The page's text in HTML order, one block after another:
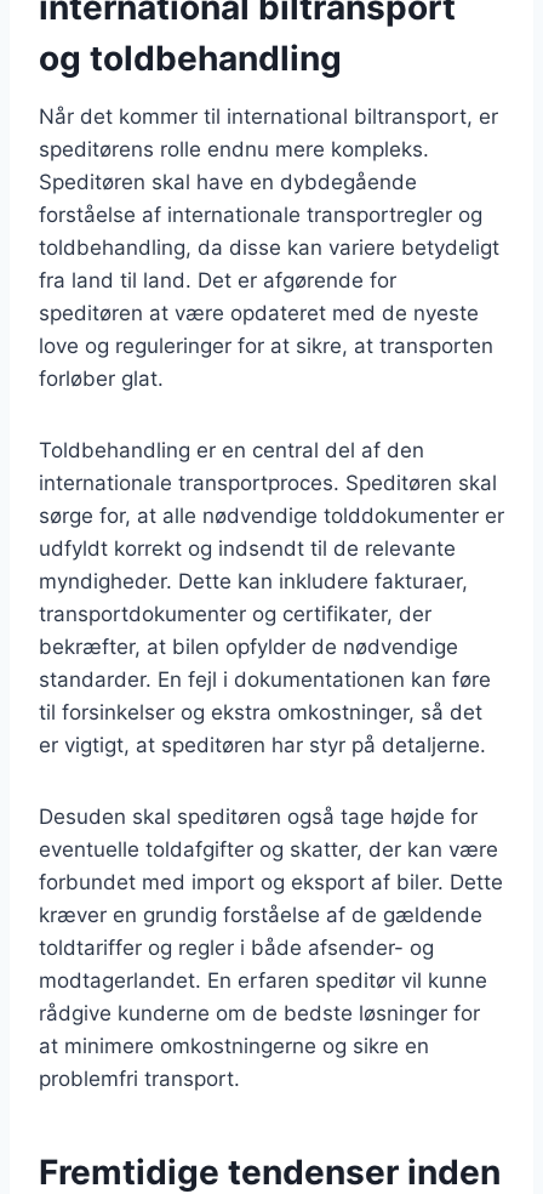
og toldbehandling
Når det kommer til international biltransport, er
speditørens rolle endnu mere kompleks.
Speditøren skal have en dybdegående
forståelse af internationale transportregler og
toldbehandling, da disse kan variere betydeligt
fra land til land. Det er afgørende for
speditøren at være opdateret med de nyeste
love og reguleringer for at sikre, at transporten
forløber glat.
Toldbehandling er en central del af den
internationale transportproces. Speditøren skal
sørge for, at alle nødvendige tolddokumenter er
udfyldt korrekt og indsendt til de relevante
myndigheder. Dette kan inkludere fakturaer,
transportdokumenter og certifikater, der
bekræfter, at bilen opfylder de nødvendige
standarder. En fejl i dokumentationen kan føre
til forsinkelser og ekstra omkostninger, så det
er vigtigt, at speditøren har styr på detaljerne.
Desuden skal speditøren også tage højde for
eventuelle toldafgifter og skatter, der kan være
forbundet med import og eksport af biler. Dette
kræver en grundig forståelse af de gældende
toldtariffer og regler i både afsender- og
modtagerlandet. En erfaren speditør vil kunne
rådgive kunderne om de bedste løsninger for
at minimere omkostningerne og sikre en
problemfri transport.
Fremtidige tendenser inden